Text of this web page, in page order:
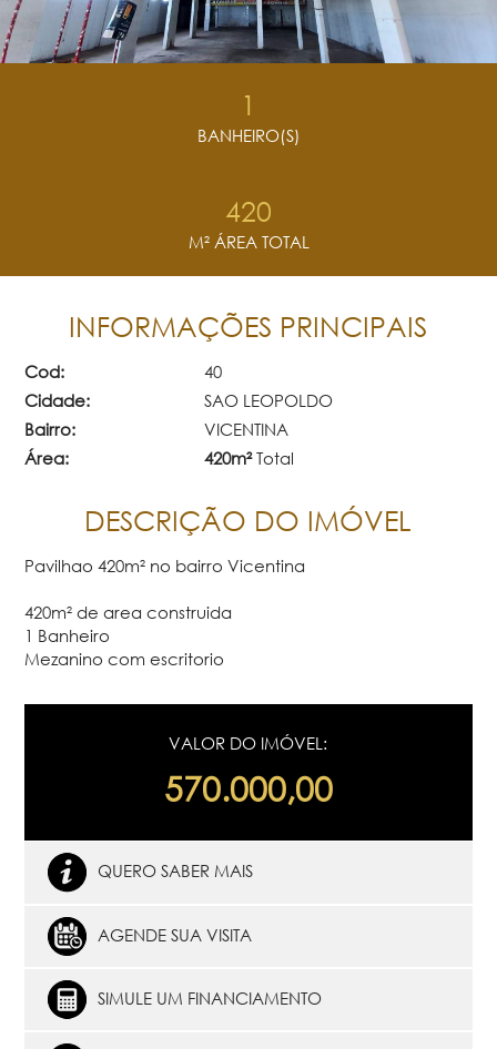
1
BANHEIRO(S)
420
M² ÁREA TOTAL
INFORMAÇÕES PRINCIPAIS
Cod:
40
Cidade:
SAO LEOPOLDO
Bairro:
VICENTINA
Área:
420m²Total
DESCRIÇÃO DO IMÓVEL
Pavilhao 420m² no bairro Vicentina
420m² de area construida
1 Banheiro
Mezanino com escritorio
VALOR DO IMÓVEL:
570.000,00
QUERO SABER MAIS
AGENDE SUA VISITA
SIMULE UM FINANCIAMENTO